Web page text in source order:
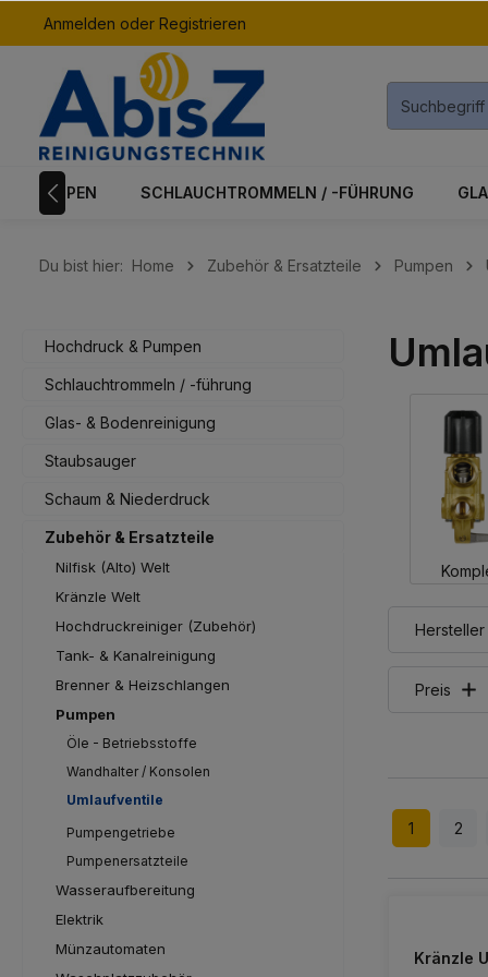
springen
Anmelden oder Registrieren
& PUMPEN SCHLAUCHTROMMELN / -FÜHRUNG
Du bist hier: Home Zubehör & Ersatzteile Pumpen
Hochdruck & Pumpen
Schlauchtrommeln / -führung
Glas- & Bodenreinigung
Staubsauger
Schaum & Niederdruck
Zubehör & Ersatzteile
Nilfisk (Alto) Welt
Kränzle Welt
Hochdruckreiniger (Zubehör)
Tank- & Kanalreinigung
Brenner & Heizschlangen
Pumpen
Öle - Betriebsstoffe
Wandhalter / Konsolen
Umlaufventile
Pumpengetriebe
Pumpenersatzteile
Wasseraufbereitung
Elektrik
Münzautomaten
Hersteller
Preis
1 2
Kränzle